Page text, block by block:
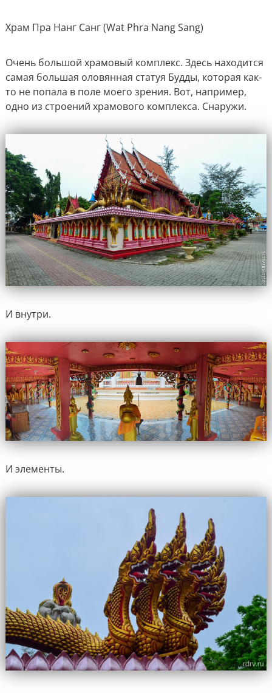
Храм Пра Нанг Санг (Wat Phra Nang Sang)
Очень большой храмовый комплекс. Здесь находится
самая большая оловянная статуя Будды, которая как-
то не попала в поле моего зрения. Вот, например,
одно из строений храмового комплекса. Снаружи.
И внутри.
И элементы.